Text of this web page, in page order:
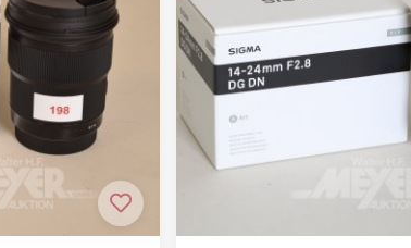
Zur Merkliste hinzufügen